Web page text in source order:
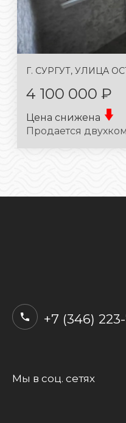
Г. СУРГУТ, УЛИЦА
4 100 000 ₽
Цена снижена
Продается
+7 (346)